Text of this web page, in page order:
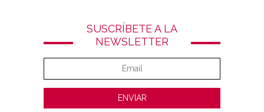
SUSCRÍBETE A LA
NEWSLETTER